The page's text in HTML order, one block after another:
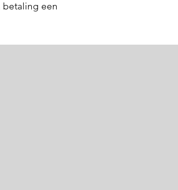
betaling een